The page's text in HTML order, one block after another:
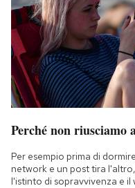
Perché non riusciamo
Per esempio prima di
network e un post tira
l'istinto di sopravvivenza e il